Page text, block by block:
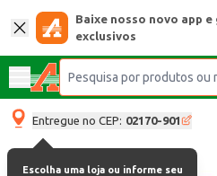
Baixe nosso novo app
exclusivos
Entregue no CEP: 02170-901
Escolha uma loja ou informe seu